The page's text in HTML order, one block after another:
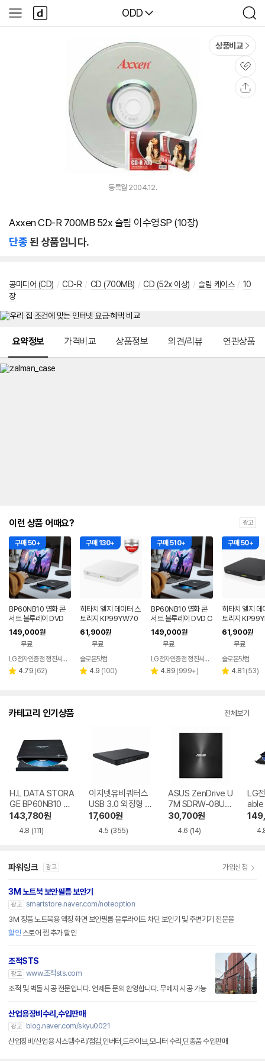
다나와
ODD
검
색
사
이
다
나
와
상품비교
관
심
등록월 2004.12.
Axxen CD-R 700MB 52x 슬림 이수영SP (10장)
단종된 상품입니다.
공미디어 (CD) / CD-R / CD (700MB) / CD (52x 이상) / 슬림 케이스 / 10
장
요약정보 가격비교 상품정보 의견/리뷰 연관상품
이런 상품 어때요? 광고
구매 50+
BP60NB10 영화 콘
서트 블루레이 DVD
플레이어 노트북 외장
ODD 맥 호환
149,000원
무료
LG전자인증점 정진씨앤에스
별 4.79 리
(62)
구매 130+
히타치 엘지 데이터 스
토리지 KP99YW70
DVD 화이트 외장OD
D CD DVD 리핑 안드
로이드
61,900원
무료
페이
솔로몬닷컴
별 4.9 리
(100)
구매 510+
BP60NB10 영화 콘
서트 블루레이 DVD C
D 재생 리핑 노트북 외
장 ODD
149,000원
무료
LG전자인증점 정진씨앤에스
별 4.89 리
(999+)
구매 50+
히타치 엘지 데
토리지
VD 블랙 외장
D DVD 리핑
61,900원
무료
페
솔로몬닷컴
별 4.81 리
(53)
카테고리 인기상품 전체보기
H.L DATA STORA
GE BP60NB10 블
루레이 외장ODD
143,780원
4.8 (111)
이지넷유비쿼터스
USB 3.0 외장형 D
VD-RW NEXT-20
0DVD-RW
17,600원
4.5 (355)
ASUS ZenDrive U
7M SDRW-08U7
M-U-B
30,700원
4.6 (14)
LG
able
파워링크 광고 가입신청
3M 노트북 보안필름 보안기
광고 smartstore.naver.com/noteoption
3M 정품 노트북용 액정 화면 보안필름 블루라이트 차단 보안기 및 주변기기 전문몰
할인 스토어 찜 추가 할인
조적STS
광고 www.조적sts.com
조적 및 벽돌 시공 전문입니다. 언제든 문의 환영합니다. 무메지 시공 가능
산업용장비수리,수입판매
광고
blog.naver.com/skyu0021
산업장비/산업용 시스템수리/점검,인버터,드라이브,모니터 수리,단종품 수입판매